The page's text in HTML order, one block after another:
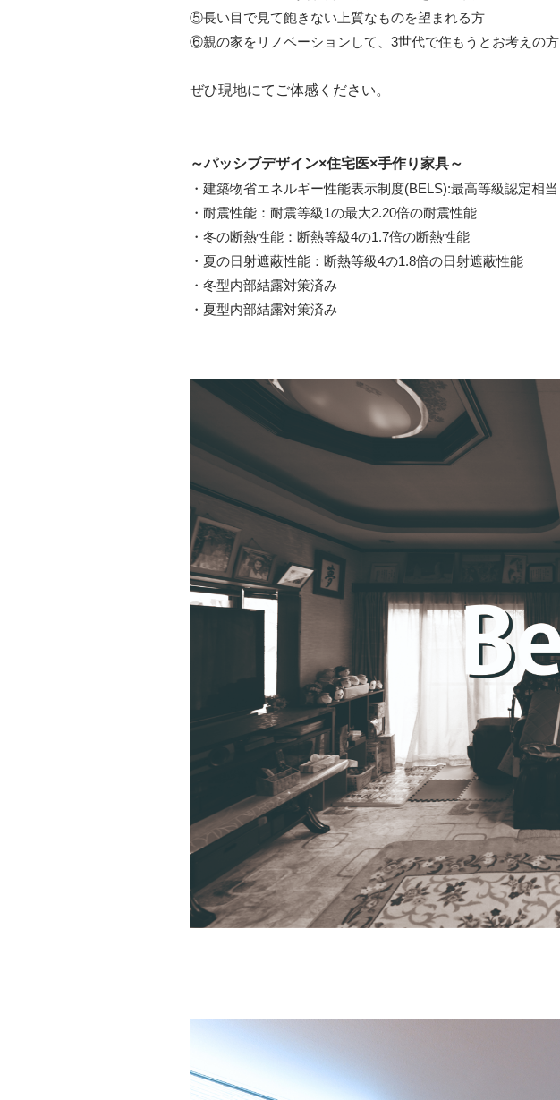
⑤長い目で見て飽きない上質なものを望まれる方
⑥親の家をリノベーションして、3世代で住もうとお考えの方
ぜひ現地にてご体感ください。
～パッシブデザイン×住宅医×手作り家具～
・建築物省エネルギー性能表示制度(BELS):最高等級認定相当
・耐震性能：耐震等級1の最大2.20倍の耐震性能
・冬の断熱性能：断熱等級4の1.7倍の断熱性能
・夏の日射遮蔽性能：断熱等級4の1.8倍の日射遮蔽性能
・冬型内部結露対策済み
・夏型内部結露対策済み